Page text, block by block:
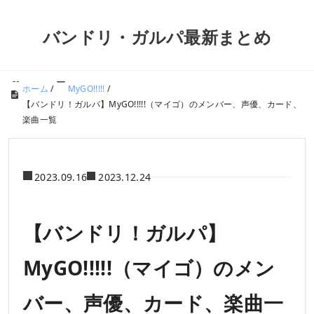
バンドリ・ガルパ最新まとめ
ホーム / MyGO!!!!! /
【バンドリ！ガルパ】MyGO!!!!!（マイゴ）のメンバー、声優、カード、
楽曲一覧
2023.09.16 2023.12.24
【バンドリ！ガルパ】
MyGO!!!!!（マイゴ）のメン
バー、声優、カード、楽曲一